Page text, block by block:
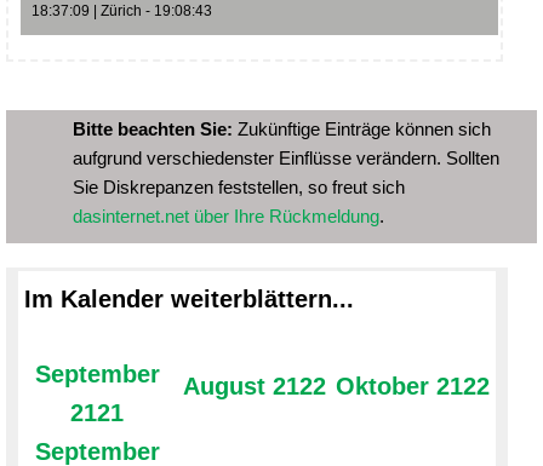
18:37:09 | Zürich - 19:08:43
Bitte beachten Sie: Zukünftige Einträge können sich
aufgrund verschiedenster Einflüsse verändern. Sollten
Sie Diskrepanzen feststellen, so freut sich
dasinternet.net über Ihre Rückmeldung.
Im Kalender weiterblättern...
September
2121
September
August 2122 Oktober 2122